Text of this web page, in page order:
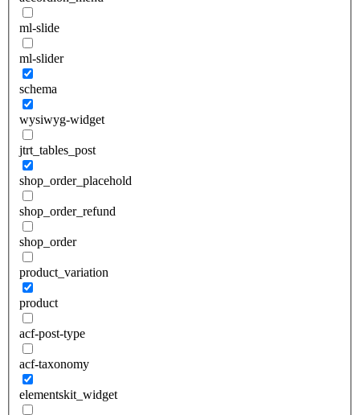
ml-slide
ml-slider
schema
wysiwyg-widget
jtrt_tables_post
shop_order_placehold
shop_order_refund
shop_order
product_variation
product
acf-post-type
acf-taxonomy
elementskit_widget